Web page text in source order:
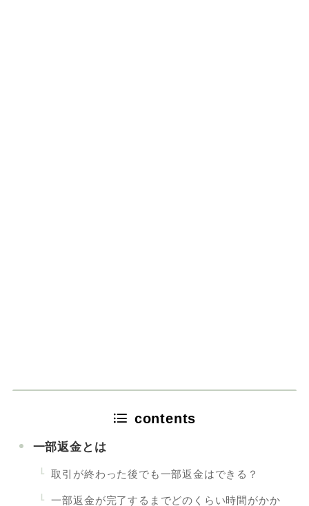
contents
一部返金とは
取引が終わった後でも一部返金はできる？
一部返金が完了するまでどのくらい時間がかか